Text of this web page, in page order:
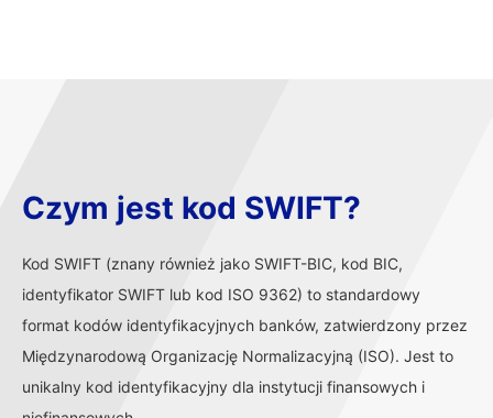
Czym jest kod SWIFT?
Kod SWIFT (znany również jako SWIFT-BIC, kod BIC,
identyfikator SWIFT lub kod ISO 9362) to standardowy
format kodów identyfikacyjnych banków, zatwierdzony przez
Międzynarodową Organizację Normalizacyjną (ISO). Jest to
unikalny kod identyfikacyjny dla instytucji finansowych i